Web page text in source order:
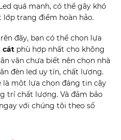
quá mạnh, có thể gây khó
trang điểm hoàn hảo.
đây, bạn có thể chọn lựa
cát phù hợp nhất cho không
vân chưa biết nên chọn nhà
đèn led uy tín, chất lượng.
là một lựa chọn đáng tin cậy
trí chất lượng. Và đảm bảo
với chúng tôi theo số